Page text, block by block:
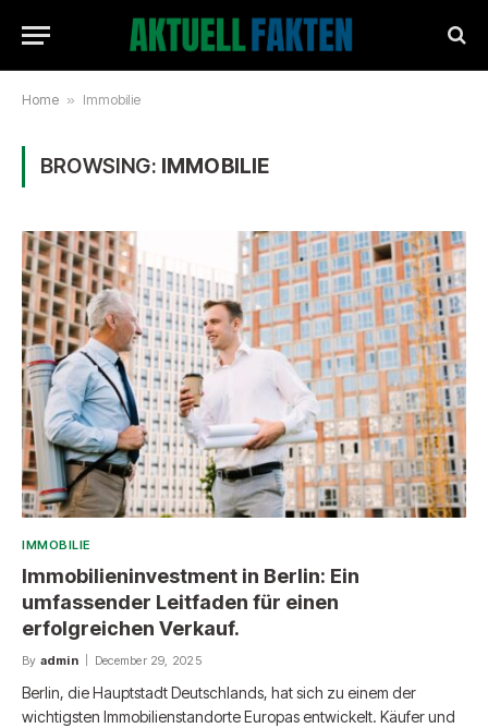
Home » Immobilie
BROWSING: IMMOBILIE
IMMOBILIE
Immobilieninvestment in Berlin: Ein
umfassender Leitfaden für einen
erfolgreichen Verkauf.
By admin December 29, 2025
Berlin, die Hauptstadt Deutschlands, hat sich zu einem der
wichtigsten Immobilienstandorte Europas entwickelt. Käufer und